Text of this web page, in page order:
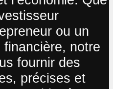
ou un
notre
fournir des
précises et